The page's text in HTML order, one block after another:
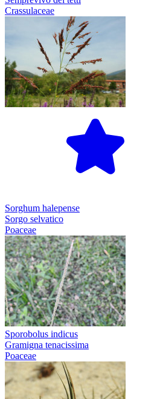
Crassulaceae
Sorghum halepense
Sorgo selvatico
Poaceae
Sporobolus indicus
Gramigna tenacissima
Poaceae